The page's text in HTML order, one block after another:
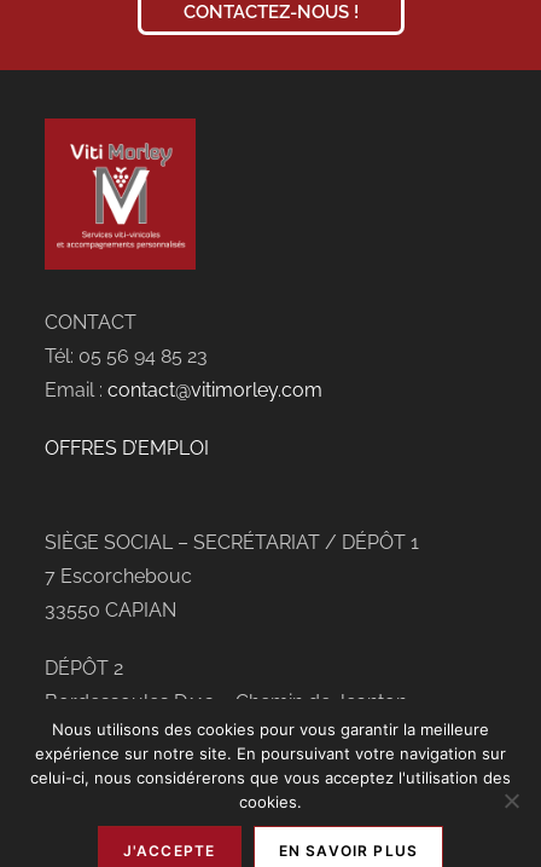
CONTACTEZ-NOUS !
CONTACT
Tél: 05 56 94 85 23
Email :contact@vitimorley.com
OFFRES D’EMPLOI
SIÈGE SOCIAL – SECRÉTARIAT / DÉPÔT 1
7 Escorchebouc
33550 CAPIAN
DÉPÔT 2
Bordessoules D113 – Chemin de Jeanton
33210 PREIGNAC
Nous utilisons des cookies pour vous garantir la meilleure
expérience sur notre site. En poursuivant votre navigation sur
celui-ci, nous considérerons que vous acceptez l'utilisation des
cookies.
J'ACCEPTE EN SAVOIR PLUS